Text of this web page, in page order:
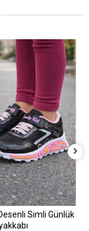
Simli Günlük